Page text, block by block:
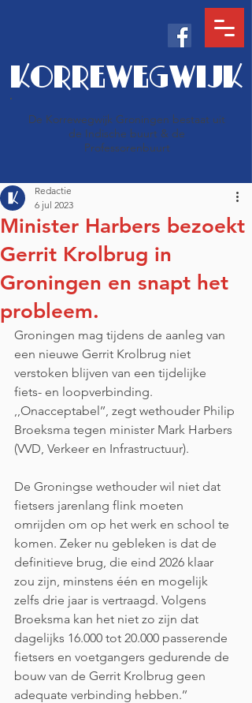
KORREWEGWIJK
De Korrewegwijk Groningen bestaat uit
de Indische buurt & de
Professorenbuurt
Minister Harbers bezoekt
Gerrit Krolbrug in
Groningen en snapt het
probleem.
Redactie
6 jul 2023
Groningen mag tijdens de aanleg van
een nieuwe Gerrit Krolbrug niet
verstoken blijven van een tijdelijke
fiets- en loopverbinding.
,,Onacceptabel’’, zegt wethouder Philip
Broeksma tegen minister Mark Harbers
(VVD, Verkeer en Infrastructuur).
De Groningse wethouder wil niet dat
fietsers jarenlang flink moeten
omrijden om op het werk en school te
komen. Zeker nu gebleken is dat de
definitieve brug, die eind 2026 klaar
zou zijn, minstens één en mogelijk
zelfs drie jaar is vertraagd. Volgens
Broeksma kan het niet zo zijn dat
dagelijks 16.000 tot 20.000 passerende
fietsers en voetgangers gedurende de
bouw van de Gerrit Krolbrug geen
adequate verbinding hebben.’’